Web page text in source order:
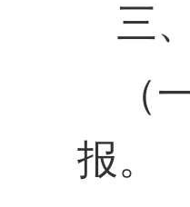
三
（
报。